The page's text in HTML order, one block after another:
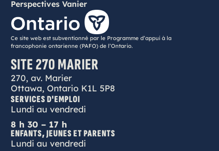
Perspectives Vanier
Ce site web est subventionné par le Programme d’appui à la
francophonie ontarienne (PAFO) de l’Ontario.
SITE 270 MARIER
270, av. Marier
Ottawa, Ontario K1L 5P8
SERVICES D'EMPLOI
Lundi au vendredi
8 h 30 – 17 h
ENFANTS, JEUNES ET PARENTS
Lundi au vendredi